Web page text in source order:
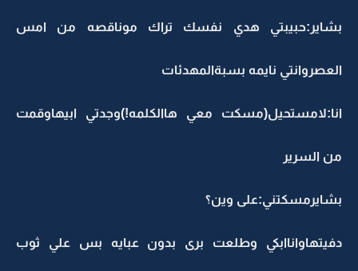
بشاير:حبيبتي هدي نفسك تراك موناقصه من امس
العصروانتي نايمه بسبةالمهدئات
انا:لامستحيل(مسكت معي هاالكلمه!)وجدتي ابيهاوقمت
من السرير
بشايرمسكتني:على وين؟
دفيتهاواناابكي وطلعت برى بدون عبايه بس علي ثوب